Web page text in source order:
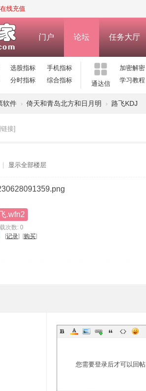
在线充值
门户 论坛 任务大厅
选股指标
手机指标
分时指标 综合指标 通达信
加密解密
学习教程
软件 › 倚天和青岛北方和日月明 › 路飞KDJ
接]
显示全部楼层
.wfn2
次数: 0
[记录] [购买]
您需要登录后才可以回帖